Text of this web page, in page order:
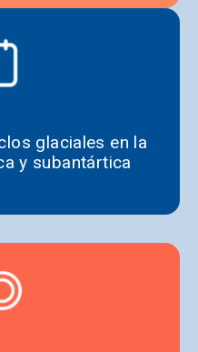
glaciales en la
y subantártica